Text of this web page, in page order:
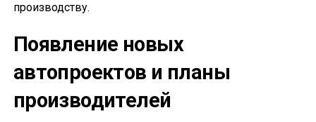
производству.
Появление новых
автопроектов и планы
производителей